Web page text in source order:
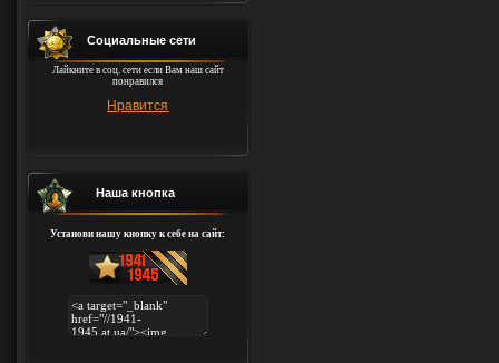
Социальные сети
Лайкните в соц. сети если Вам наш сайт
понравился
Нравится
Наша кнопка
Установи нашу кнопку к себе на сайт: